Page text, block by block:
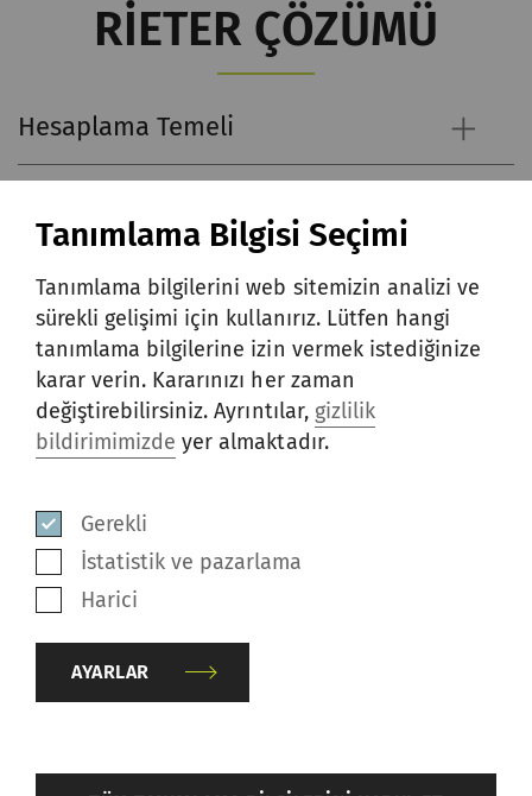
RIETER ÇÖZÜMÜ
Hesaplama Temeli
Enerji Tüketimi
Yer İhtiyacı
Personel Gereksinimi
SONRAKI İŞLEMLER
AÇISINDAN BENZERSIZ
Tanımlama Bilgisi Seçimi
Tanımlama bilgilerini web sitemizin analizi ve
sürekli gelişimi için kullanırız. Lütfen hangi
tanımlama bilgilerine izin vermek istediğinize
karar verin. Kararınızı her zaman
değiştirebilirsiniz. Ayrıntılar, gizlilik
bildirimimizde yer almaktadır.
Gerekli
İstatistik ve pazarlama
Harici
AYARLAR
back